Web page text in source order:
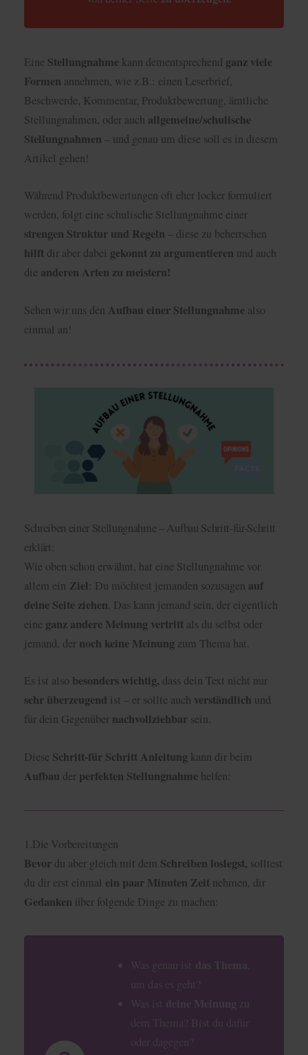
Eine Stellungnahme kann dementsprechend ganz viele
Formen annehmen, wie z.B.: einen Leserbrief,
Beschwerde, Kommentar, Produktbewertung, ämtliche
Stellungnahmen, oder auch allgemeine/schulische
Stellungnahmen – und genau um diese soll es in diesem
Artikel gehen!
Während Produktbewertungen oft eher locker formuliert
werden, folgt eine schulische Stellungnahme einer
strengen Struktur und Regeln – diese zu beherrschen
hilft dir aber dabei gekonnt zu argumentieren und auch
die anderen Arten zu meistern!
Sehen wir uns den Aufbau einer Stellungnahme also
einmal an!
Schreiben einer Stellungnahme – Aufbau Schritt-für-Schritt
erklärt:
Wie oben schon erwähnt, hat eine Stellungnahme vor
allem ein Ziel: Du möchtest jemanden sozusagen auf
deine Seite ziehen . Das kann jemand sein, der eigentlich
eine ganz andere Meinung vertritt als du selbst oder
jemand, der noch keine Meinung zum Thema hat.
Es ist also besonders wichtig, dass dein Text nicht nur
sehr überzeugend ist – er sollte auch verständlich und
für dein Gegenüber nachvollziehbar sein.
Diese Schritt-für Schritt Anleitung kann dir beim
Aufbau der perfekten Stellungnahme helfen:
1.Die Vorbereitungen
Bevor du aber gleich mit dem Schreiben loslegst, solltest
du dir erst einmal ein paar Minuten Zeit nehmen, dir
Gedanken über folgende Dinge zu machen:
Was genau ist das Thema
um das es geht?
Was ist deine Meinung zu
dem Thema? Bist du dafür
oder dagegen?